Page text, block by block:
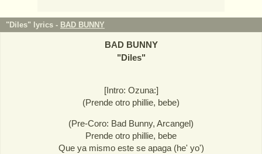
"Diles" lyrics - BAD BUNNY
BAD BUNNY
"Diles"
[Intro: Ozuna:]
(Prende otro phillie, bebe)
(Pre-Coro: Bad Bunny, Arcangel)
Prende otro phillie, bebe
Que ya mismo este se apaga (he' yo')